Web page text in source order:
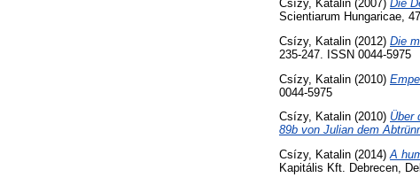
Csízy, Katalin (2007) Die
Scientiarum Hungaricae,
Csízy, Katalin (2012) Die
235-247. ISSN 0044-5975
Csízy, Katalin (2010)
0044-5975
Csízy, Katalin (2010) Über
89b von Julian dem
Csízy, Katalin (2014)A
Kapitális Kft. Debrecen,